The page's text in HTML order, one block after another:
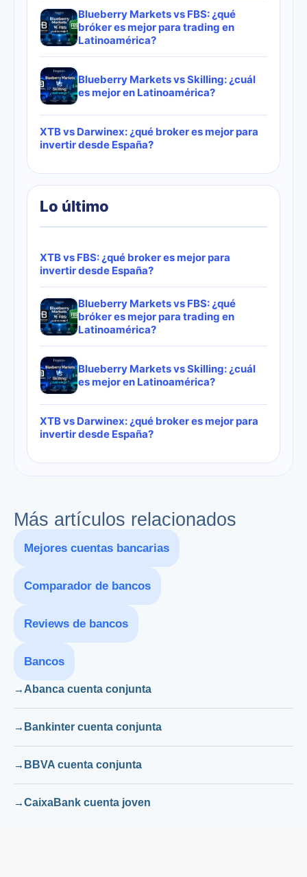
Blueberry Markets vs FBS: ¿qué
bróker es mejor para trading en
Latinoamérica?
Blueberry Markets vs Skilling: ¿cuál
es mejor en Latinoamérica?
XTB vs Darwinex: ¿qué broker es mejor para
invertir desde España?
Lo último
XTB vs FBS: ¿qué broker es mejor para
invertir desde España?
Blueberry Markets vs FBS: ¿qué
bróker es mejor para trading en
Latinoamérica?
Blueberry Markets vs Skilling: ¿cuál
es mejor en Latinoamérica?
XTB vs Darwinex: ¿qué broker es mejor para
invertir desde España?
Más artículos relacionados
Mejores cuentas bancarias
Comparador de bancos
Reviews de bancos
Bancos
Abanca cuenta conjunta
Bankinter cuenta conjunta
BBVA cuenta conjunta
CaixaBank cuenta joven